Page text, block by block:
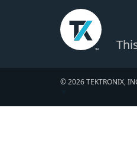
© 2026 TEKTRONIX,